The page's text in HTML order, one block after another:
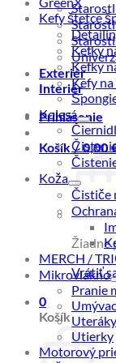
Exteriér
Interiér
Prihlásenie
Košík /0,00
Žiadne
Vrátiť
0
Košík
Kefy štetce
Kefky
Kefky
Kefy
Kolesá
Koža
Čističe
MERCH /
Mikrovlákno
Pranie
Uteráky
Utierky
Motorový